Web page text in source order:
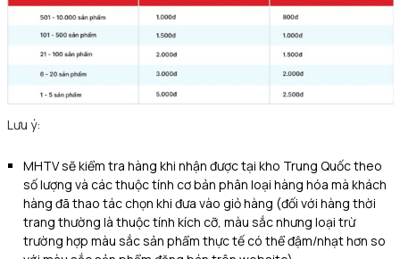
Lưu ý:
MHTV sẽ kiểm tra hàng khi nhận được tại kho Trung Quốc theo
số lượng và các thuộc tính cơ bản phân loại hàng hóa mà khách
hàng đã thao tác chọn khi đưa vào giỏ hàng (đối với hàng thời
trang thường là thuộc tính kích cỡ, màu sắc nhưng loại trừ
trường hợp màu sắc sản phẩm thực tế có thể đậm/nhạt hơn so